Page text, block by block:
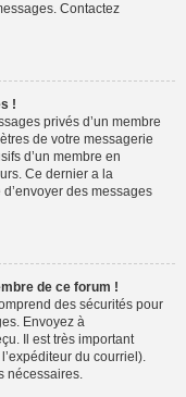
Contactez
!
privés d’un membre
de votre messagerie
d’un membre en
Ce dernier a la
des messages
de ce forum !
des sécurités pour
Envoyez à
Il est très important
du courriel).
nécessaires.